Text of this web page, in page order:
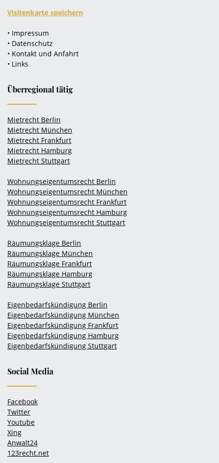
Visitenkarte speichern
• Impressum
• Datenschutz
• Kontakt und Anfahrt
• Links
Überregional tätig
Mietrecht Berlin
Mietrecht München
Mietrecht Frankfurt
Mietrecht Hamburg
Mietrecht Stuttgart
Wohnungseigentumsrecht Berlin
Wohnungseigentumsrecht München
Wohnungseigentumsrecht Frankfurt
Wohnungseigentumsrecht Hamburg
Wohnungseigentumsrecht Stuttgart
Räumungsklage Berlin
Räumungsklage München
Räumungsklage Frankfurt
Räumungsklage Hamburg
Räumungsklage Stuttgart
Eigenbedarfskündigung Berlin
Eigenbedarfskündigung München
Eigenbedarfskündigung Frankfurt
Eigenbedarfskündigung Hamburg
Eigenbedarfskündigung Stuttgart
Social Media
Facebook
Twitter
Youtube
Xing
Anwalt24
123recht.net